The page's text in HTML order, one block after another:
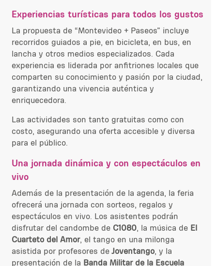
Experiencias turísticas para todos los gustos
La propuesta de “Montevideo + Paseos” incluye
recorridos guiados a pie, en bicicleta, en bus, en
lancha y otros medios especializados. Cada
experiencia es liderada por anfitriones locales que
comparten su conocimiento y pasión por la ciudad,
garantizando una vivencia auténtica y
enriquecedora.
Las actividades son tanto gratuitas como con
costo, asegurando una oferta accesible y diversa
para el público.
Una jornada dinámica y con espectáculos en
vivo
Además de la presentación de la agenda, la feria
ofrecerá una jornada con sorteos, regalos y
espectáculos en vivo. Los asistentes podrán
disfrutar del candombe de C1080, la música de El
Cuarteto del Amor, el tango en una milonga
asistida por profesores de Joventango, y la
presentación de la Banda Militar de la Escuela